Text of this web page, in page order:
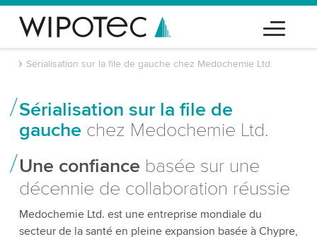
Sérialisation sur la file de gauche chez Medochemie Ltd.
Sérialisation sur la file de
gauche chez Medochemie Ltd.
Une confiance basée sur une
décennie de collaboration réussie
Medochemie Ltd. est une entreprise mondiale du
secteur de la santé en pleine expansion basée à Chypre,